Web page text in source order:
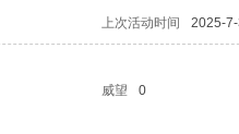
上次活动时间 2025-
威望 0